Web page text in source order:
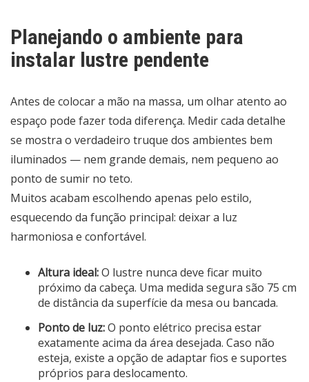
Planejando o ambiente para
instalar lustre pendente
Antes de colocar a mão na massa, um olhar atento ao
espaço pode fazer toda diferença. Medir cada detalhe
se mostra o verdadeiro truque dos ambientes bem
iluminados — nem grande demais, nem pequeno ao
ponto de sumir no teto.
Muitos acabam escolhendo apenas pelo estilo,
esquecendo da função principal: deixar a luz
harmoniosa e confortável.
Altura ideal:O lustre nunca deve ficar muito
próximo da cabeça. Uma medida segura são 75 cm
de distância da superfície da mesa ou bancada.
Ponto de luz:O ponto elétrico precisa estar
exatamente acima da área desejada. Caso não
esteja, existe a opção de adaptar fios e suportes
próprios para deslocamento.